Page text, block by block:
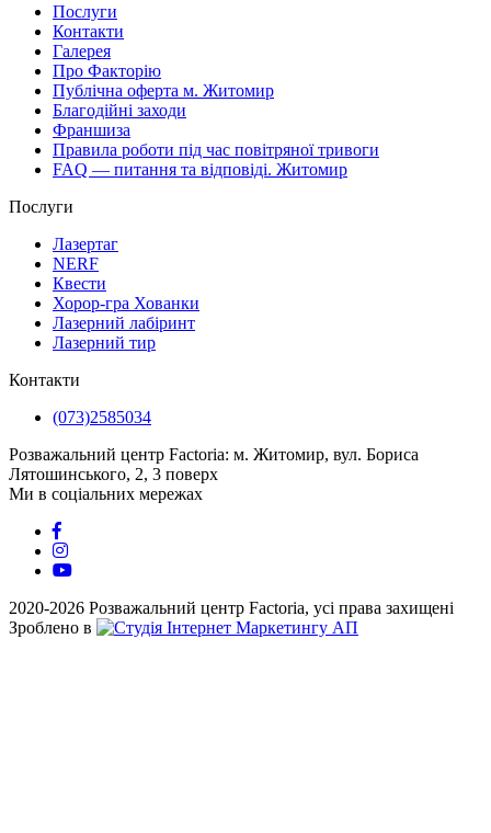
Послуги
Контакти
Галерея
Про Факторію
Публічна оферта м. Житомир
Благодійні заходи
Франшиза
Правила роботи під час повітряної тривоги
FAQ — питання та відповіді. Житомир
Послуги
Лазертаг
NERF
Квести
Хорор-гра Хованки
Лазерний лабіринт
Лазерний тир
Контакти
(073)2585034
Розважальний центр Factoria: м. Житомир, вул. Бориса
Лятошинського, 2, 3 поверх
Ми в соціальних мережах
2020-2026 Розважальний центр Factoria, усі права захищені
Зроблено в